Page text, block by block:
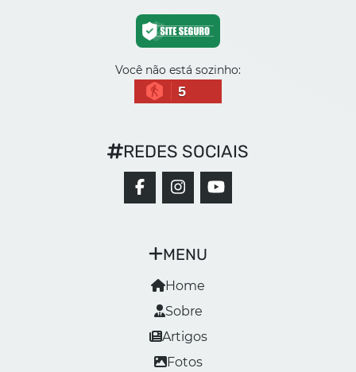
Você não está sozinho:
5
MENU
Home
Sobre
Artigos
Fotos
REDES SOCIAIS